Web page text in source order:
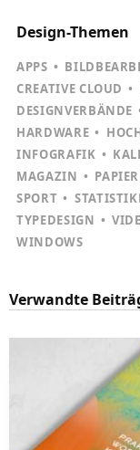
Design-Themen
APPS
CREATIVE CLOUD
DESIGNVERBÄNDE
HARDWARE
INFOGRAFIK
MAGAZIN
SPORT
TYPEDESIGN
WINDOWS
Verwandte